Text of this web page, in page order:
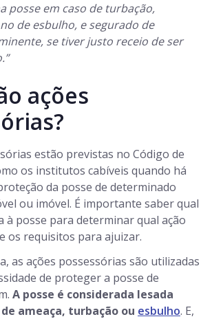
posse em caso de turbação,
de esbulho, e segurado de
se tiver justo receio de ser
ações
estão previstas no Código de
os institutos cabíveis quando há
da posse de determinado
ou imóvel. É importante saber qual
à posse para determinar qual ação
os requisitos para ajuizar.
as ações possessórias são utilizadas
de proteger a posse de
A posse é considerada lesada
ameaça, turbação ou esbulho. E,